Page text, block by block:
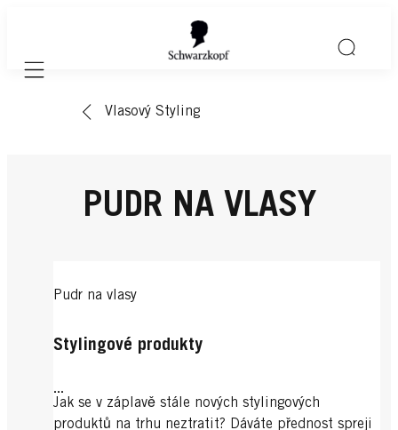
Mobile navigation
Vlasový Styling
PUDR NA VLASY
Pudr na vlasy
Stylingové produkty
...
Jak se v záplavě stále nových stylingových
produktů na trhu neztratit? Dáváte přednost spreji